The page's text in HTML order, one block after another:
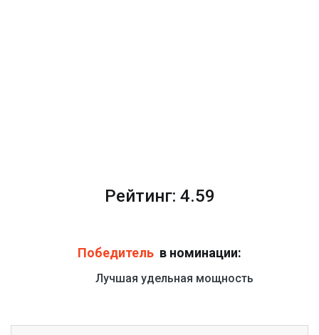
Рейтинг: 4.59
Победитель в номинации:
Лучшая удельная мощность